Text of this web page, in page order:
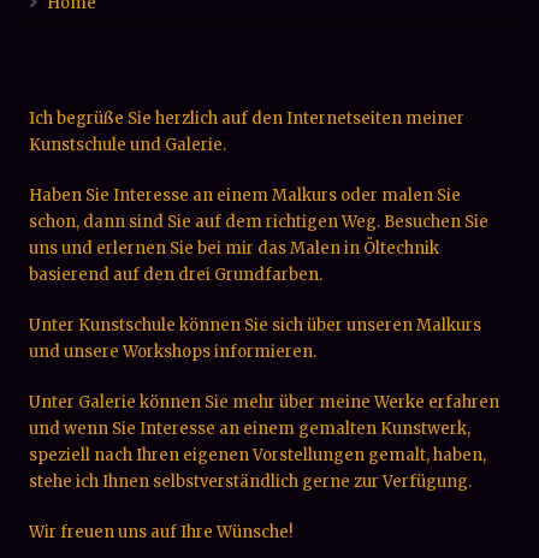
Ich begrüße Sie herzlich auf den Internetseiten meiner
Kunstschule und Galerie.
Haben Sie Interesse an einem Malkurs oder malen Sie
schon, dann sind Sie auf dem richtigen Weg. Besuchen Sie
uns und erlernen Sie bei mir das Malen in Öltechnik
basierend auf den drei Grundfarben.
Unter Kunstschule können Sie sich über unseren Malkurs
und unsere Workshops informieren.
Unter Galerie können Sie mehr über meine Werke erfahren
und wenn Sie Interesse an einem gemalten Kunstwerk,
speziell nach Ihren eigenen Vorstellungen gemalt, haben,
stehe ich Ihnen selbstverständlich gerne zur Verfügung.
Wir freuen uns auf Ihre Wünsche!